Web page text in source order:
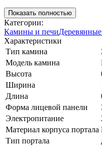
Показать полностью
Категории:
Камины и печи
Характеристики
Тип камина
Модель камина
Высота
Ширина
Длина
Форма лицевой панели
Электропитание
Материал корпуса портала
Тип портала